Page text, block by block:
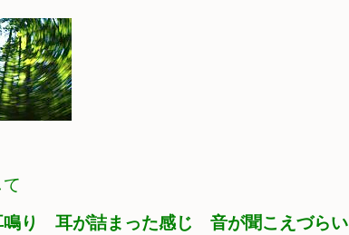
て
鳴り　耳が詰まった感じ　音が聞こえづらい